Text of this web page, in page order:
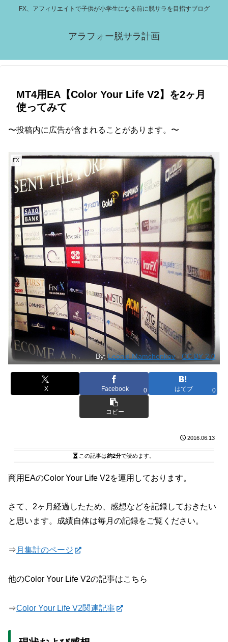
FX、アフィリエイトで子供が小学生になる前に脱サラを目指すブログ
アラフォー脱サラ計画
MT4用EA【Color Your Life V2】を2ヶ月
使ってみて
〜投稿内に広告が含まれることがあります。〜
FX
By:Leonid Mamchenkov-CC BY 2.0
X Facebook 0 はてブ 0
コピー
2016.06.13
この記事は約2分で読めます。
商用EAのColor Your Life V2を運用しております。
さて、2ヶ月経過したため、感想などを記録しておきたい
と思います。成績自体は毎月の記録をご覧ください。
⇒ 月集計のページ
他のColor Your Life V2の記事はこちら
⇒Color Your Life V2関連記事